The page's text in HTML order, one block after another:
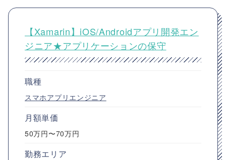
【Xamarin】iOS/Androidアプリ開発エン
ジニア★アプリケーションの保守
職種
スマホアプリエンジニア
月額単価
50万円〜70万円
勤務エリア